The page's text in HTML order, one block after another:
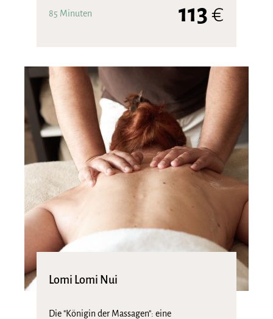
85 Minuten 113€
Lomi Lomi Nui
Die "Königin der Massagen": eine